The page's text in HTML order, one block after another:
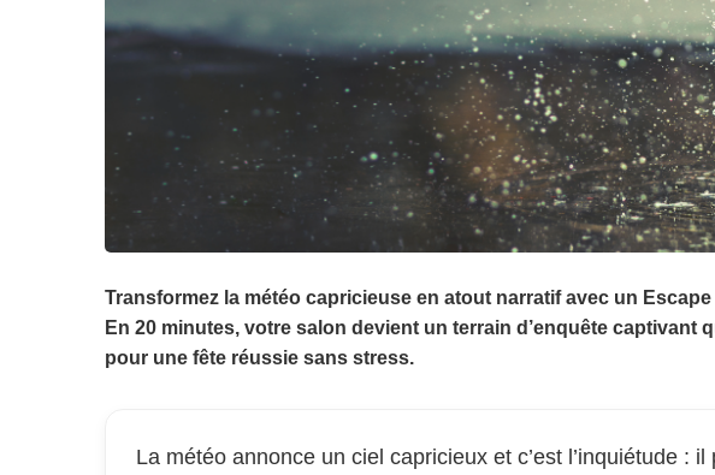
Transformez la météo capricieuse en atout narratif avec un
En 20 minutes, votre salon devient un terrain d’enquête captivant
pour une fête réussie sans stress.
La météo annonce un ciel capricieux et c’est l’inquiétude :